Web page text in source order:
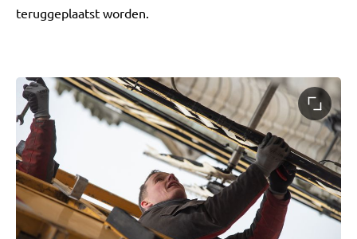
teruggeplaatst worden.